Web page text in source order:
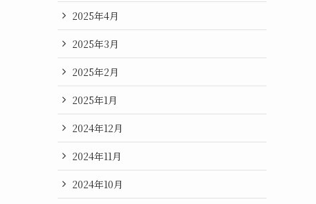
2025年4月
2025年3月
2025年2月
2025年1月
2024年12月
2024年11月
2024年10月